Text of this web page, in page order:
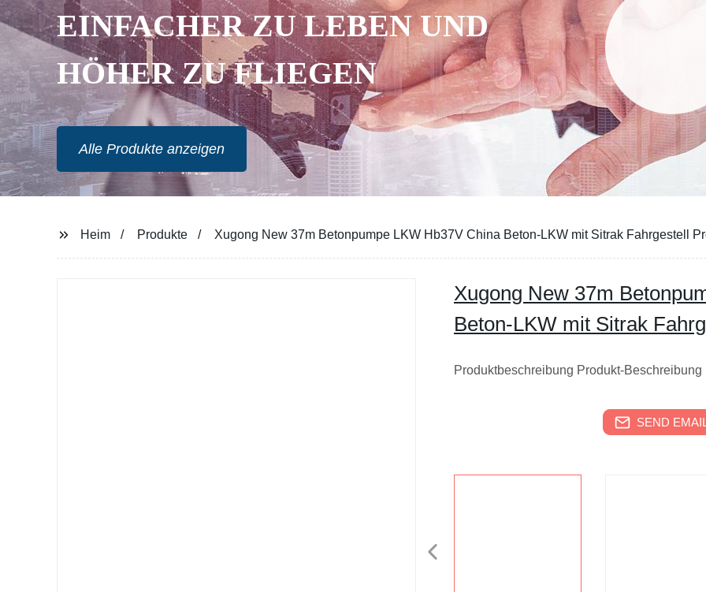
EINFACHER ZU LEBEN UND
HÖHER ZU FLIEGEN
Alle Produkte anzeigen
Heim Produkte Xugong New 37m Betonpumpe LKW Hb37V China Beton-LKW mit Sitrak Fahrgestell
Xugong New 37m
Beton-LKW mit Sitrak
Produktbeschreibung Produkt-Beschreibung
SEND